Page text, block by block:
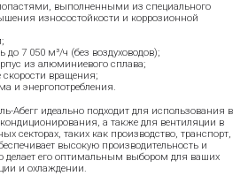
лопастями, выполненными из специального
износостойкости и коррозионной
до 7 050 м³/ч (без воздуховодов);
из алюминиевого сплава;
скорости вращения;
и энергопотребления.
Абегг идеально подходит для использования в
а также для вентиляции в
секторах, таких как производство, транспорт,
высокую производительность и
делает его оптимальным выбором для ваших
и охлаждении.